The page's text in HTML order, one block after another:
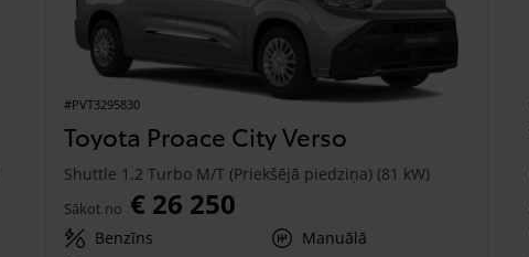
#PVT3295830
Toyota Proace City Verso
Shuttle 1.2 Turbo M/T (Priekšējā piedziņa) (81 kW)
Sākot no € 26 250
Benzīns
Manuālā